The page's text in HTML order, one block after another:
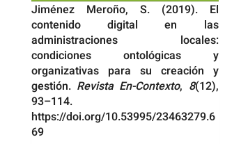
Jiménez Meroño, S. (2019). El
contenido digital en las
administraciones locales:
condiciones ontológicas y
organizativas para su creación y
gestión. Revista En-Contexto, 8(12),
93–114.
https://doi.org/10.53995/23463279.6
69